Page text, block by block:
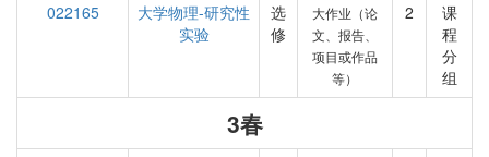
022165
大学物理-研究性
实验
选
修
大作业（论
文、报告、
项目或作品
等）
2
课
程
分
组
3春